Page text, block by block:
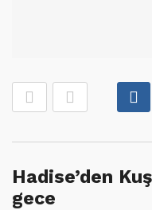
Hadise’den
gece